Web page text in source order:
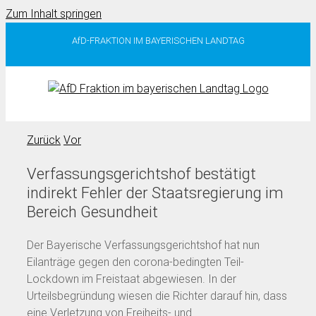
Zum Inhalt springen
AfD-FRAKTION IM BAYERISCHEN LANDTAG
Zurück Vor
Verfassungsgerichtshof bestätigt
indirekt Fehler der Staatsregierung im
Bereich Gesundheit
Der Bayerische Verfassungsgerichtshof hat nun
Eilanträge gegen den corona-bedingten Teil-
Lockdown im Freistaat abgewiesen. In der
Urteilsbegründung wiesen die Richter darauf hin, dass
eine Verletzung von Freiheits- und